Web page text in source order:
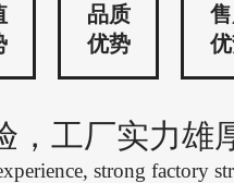
品质
优势
，工厂实力雄
strong factory